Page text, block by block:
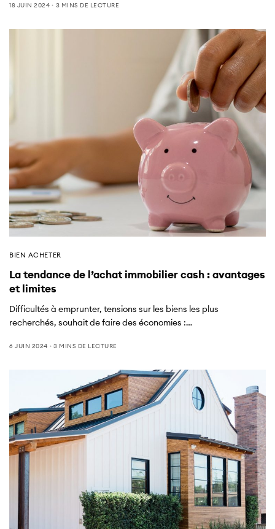
18 JUIN 2024 3 MINS DE LECTURE
BIEN ACHETER
La tendance de l’achat immobilier cash : avantages
et limites
Difficultés à emprunter, tensions sur les biens les plus
recherchés, souhait de faire des économies :…
6 JUIN 2024 3 MINS DE LECTURE